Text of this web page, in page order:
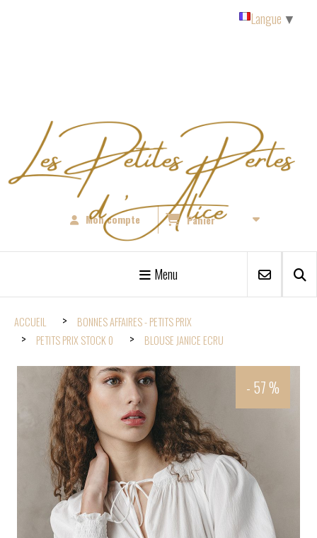
Mon compte Panier
Menu
ACCUEIL
BONNES AFFAIRES - PETITS PRIX
PETITS PRIX STOCK 0
BLOUSE JANICE ECRU
- 57 %
Langue ▼